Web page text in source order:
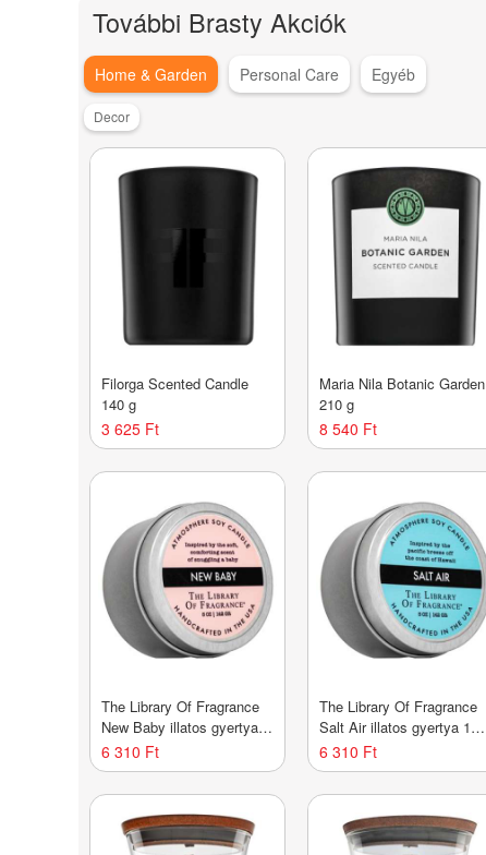
További Brasty Akciók
Home & Garden Personal Care Egyéb
Decor
Filorga Scented Candle
140 g
3 625 Ft
Maria Nila Botanic Garden
210 g
8 540 Ft
The Library Of Fragrance
New Baby illatos gyertya
142 g
6 310 Ft
The Library Of Fragrance
Salt Air illatos gyertya 142
g
6 310 Ft